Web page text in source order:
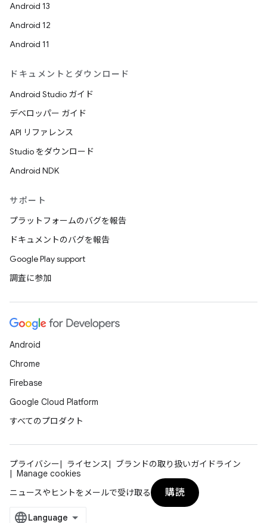
Android 13
Android 12
Android 11
ドキュメントとダウンロード
Android Studio ガイド
デベロッパー ガイド
API リファレンス
Studio をダウンロード
Android NDK
サポート
プラットフォームのバグを報告
ドキュメントのバグを報告
Google Play support
調査に参加
Android
Chrome
Firebase
Google Cloud Platform
すべてのプロダクト
プライバシー ライセンス
ブランドの取り扱いガイドライン
Manage cookies
ニュースやヒントをメールで受け取る
購読